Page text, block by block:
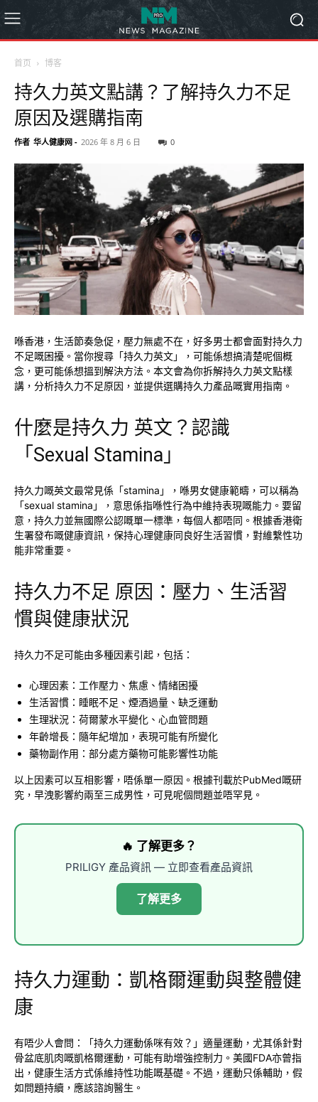
首页 博客
持久力英文點講？了解持久力不足
原因及選購指南
作者 华人健康网 - 2026 年 8 月 6 日 0
喺香港，生活節奏急促，壓力無處不在，好多男士都會面對持久力
不足嘅困擾。當你搜尋「持久力英文」，可能係想搞清楚呢個概
念，更可能係想搵到解決方法。本文會為你拆解持久力英文點樣
講，分析持久力不足原因，並提供選購持久力產品嘅實用指南。
什麼是持久力 英文？認識
「Sexual Stamina」
持久力嘅英文最常見係「stamina」，喺男女健康範疇，可以稱為
「sexual stamina」，意思係指喺性行為中維持表現嘅能力。要留
意，持久力並無國際公認嘅單一標準，每個人都唔同。根據香港衛
生署發布嘅健康資訊，保持心理健康同良好生活習慣，對維繫性功
能非常重要。
持久力不足 原因：壓力、生活習
慣與健康狀況
持久力不足可能由多種因素引起，包括：
心理因素：工作壓力、焦慮、情緒困擾
生活習慣：睡眠不足、煙酒過量、缺乏運動
生理狀況：荷爾蒙水平變化、心血管問題
年齡增長：隨年紀增加，表現可能有所變化
藥物副作用：部分處方藥物可能影響性功能
以上因素可以互相影響，唔係單一原因。根據刊載於PubMed嘅研
究，早洩影響約兩至三成男性，可見呢個問題並唔罕見。
🔥 了解更多？
PRILIGY 產品資訊 — 立即查看產品資訊
了解更多
持久力運動：凱格爾運動與整體健
康
有唔少人會問：「持久力運動係咪有效？」適量運動，尤其係針對
骨盆底肌肉嘅凱格爾運動，可能有助增強控制力。美國FDA亦曾指
出，健康生活方式係維持性功能嘅基礎。不過，運動只係輔助，假
如問題持續，應該諮詢醫生。